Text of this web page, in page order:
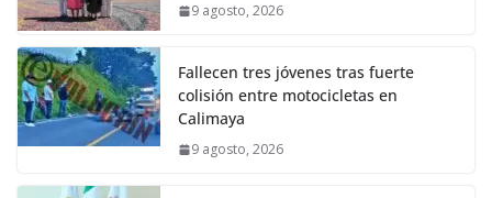
9 agosto, 2026
Fallecen tres jóvenes tras fuerte
colisión entre motocicletas en
Calimaya
9 agosto, 2026